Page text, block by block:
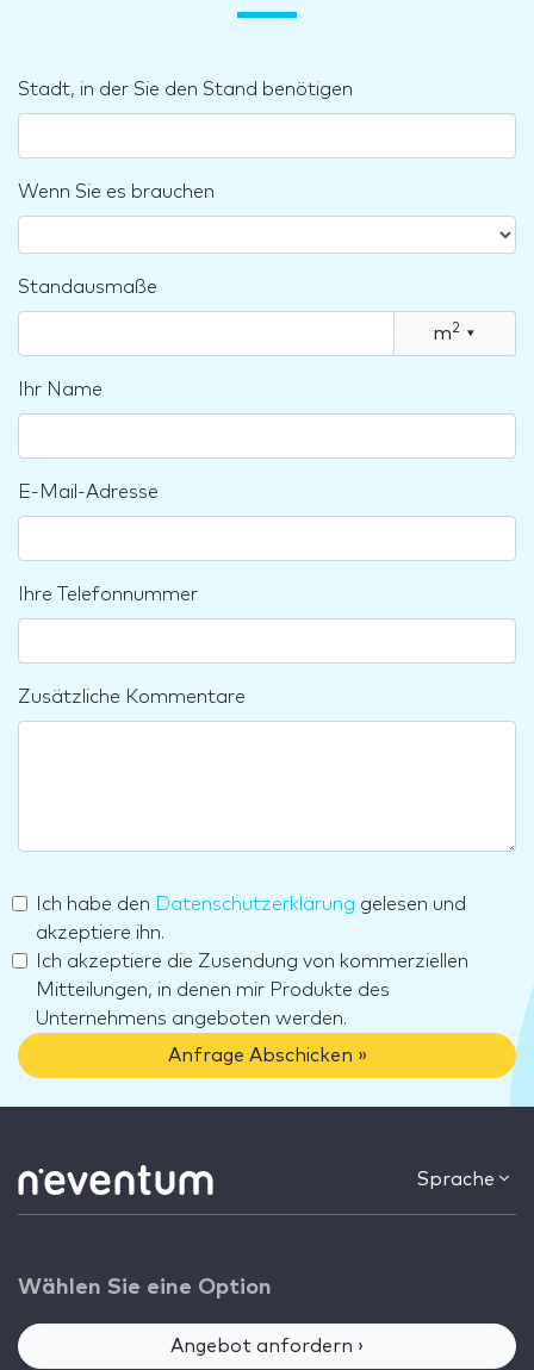
Stadt, in der Sie den Stand benötigen
Wenn Sie es brauchen
Standausmaße
m2 ▾
Ihr Name
E-Mail-Adresse
Ihre Telefonnummer
Zusätzliche Kommentare
Ich habe den Datenschutzerklärung gelesen und
akzeptiere ihn.
Ich akzeptiere die Zusendung von kommerziellen
Mitteilungen, in denen mir Produkte des
Unternehmens angeboten werden.
Anfrage Abschicken »
Sprache
Wählen Sie eine Option
Angebot anfordern ›